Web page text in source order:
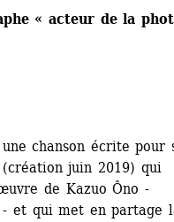
« acteur de la
chanson écrite pour
(création juin 2019) qui
de Kazuo Ôno -
- et qui met en partage